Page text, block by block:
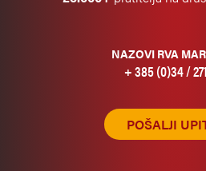
NAZOVI RVA
+ 385 (0)34 /
POŠALJI